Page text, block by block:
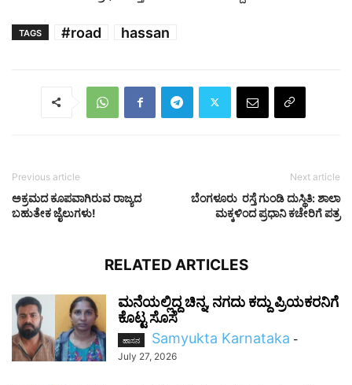
TAGS #road hassan
Previous article
ಅಕ್ರಮದ ಕೂಪವಾಗಿರುವ ರಾಜ್ಯದ
ಬಹುತೇಕ ಜೈಲುಗಳು!
Next article
ಬೆಂಗಳೂರು ರಸ್ತೆ ಗುಂಡಿ ದುಸ್ಥಿತಿ: ಶಾಲಾ
ಮಕ್ಕಳಿಂದ ಪ್ರಧಾನಿ ಕಚೇರಿಗೆ ಪತ್ರ
RELATED ARTICLES
ಮನೆಯಲ್ಲಿದ್ದ ಚಿನ್ನ, ನಗದು ಕದ್ದು ಪ್ರಿಯಕರನಿಗೆ
ಕೊಟ್ಟ ಸೊಸೆ
ಹಾಸನ Samyukta Karnataka -
July 27, 2026